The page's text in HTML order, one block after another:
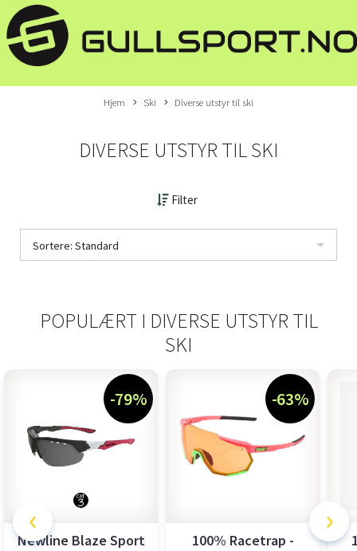
Hjem Ski Diverse utstyr til ski
DIVERSE UTSTYR TIL SKI
Filter
Sortere: Standard
POPULÆRT I DIVERSE UTSTYR TIL
SKI
-79%
Newline Blaze Sport
-63%
100% Racetrap -
‹ ›